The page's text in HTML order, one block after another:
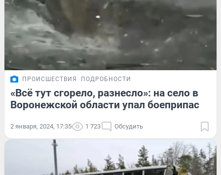
ПРОИСШЕСТВИЯ ПОДРОБНОСТИ
«‎Всё тут сгорело, разнесло»: на село в
Воронежской области упал боеприпас
2 января, 2024, 17:35 1 723 Обсудить